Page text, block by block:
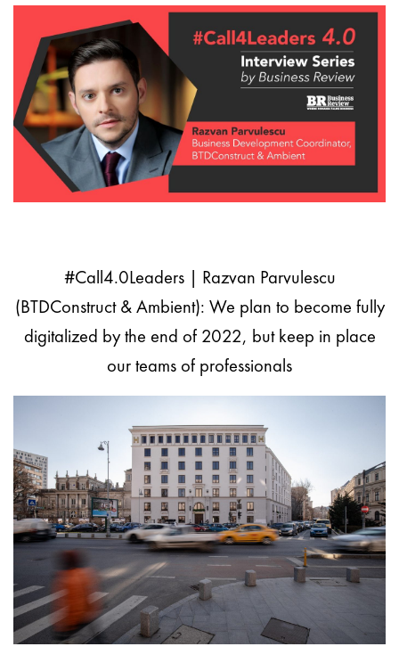
#Call4.0Leaders | Razvan Parvulescu
(BTDConstruct & Ambient): We plan to become fully
digitalized by the end of 2022, but keep in place
our teams of professionals